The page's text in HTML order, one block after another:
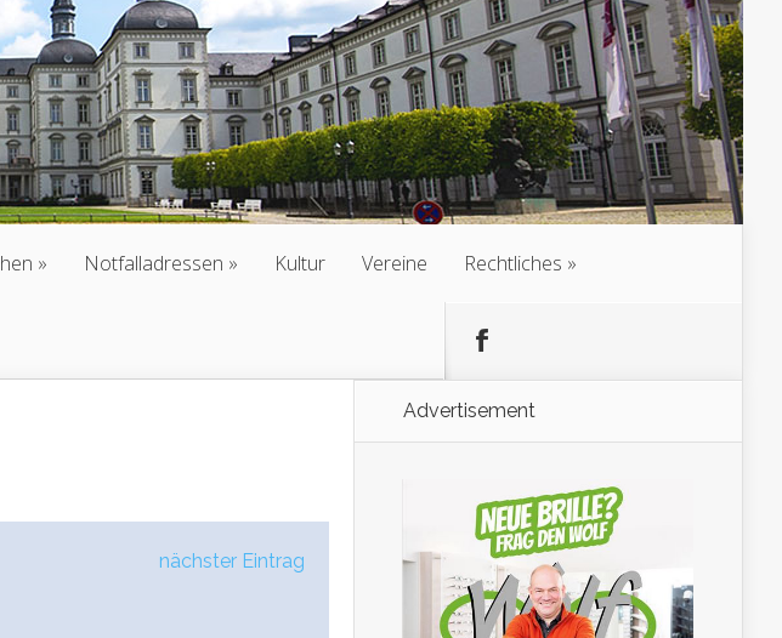
Notfalladressen Kultur Vereine Rechtliches
nächster Eintrag
Advertisement